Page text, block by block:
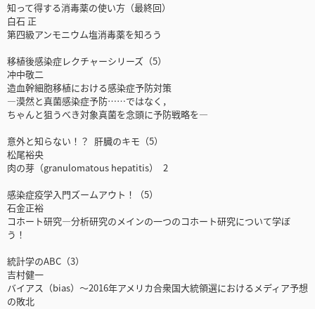
知って得する消毒薬の使い方（最終回）
白石 正
第四級アンモニウム塩消毒薬を知ろう
移植後感染症レクチャーシリーズ（5）
冲中敬二
造血幹細胞移植における感染症予防対策
―漠然と真菌感染症予防……ではなく，
ちゃんと狙うべき対象真菌を念頭に予防戦略を―
意外と知らない！？ 肝臓のキモ（5）
松尾裕央
肉の芽（granulomatous hepatitis） 2
感染症疫学入門ズームアウト！（5）
石金正裕
コホート研究―分析研究のメインの一つのコホート研究について学ぼ
う！
統計学のABC（3）
吉村健一
バイアス（bias）〜2016年アメリカ合衆国大統領選におけるメディア予想
の敗北